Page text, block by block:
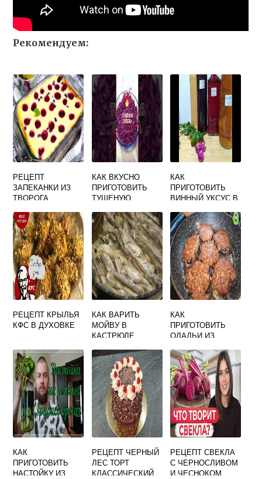
Рекомендуем:
РЕЦЕПТ
ЗАПЕКАНКИ ИЗ
ТВОРОГА
ДУХОВКЕ
КАК ВКУСНО
ПРИГОТОВИТЬ
ТУШЕНУЮ
КАК
ПРИГОТОВИТЬ
ВИННЫЙ УКСУС В
УСЛОВИЯХ
РЕЦЕПТ КРЫЛЬЯ
КФС В ДУХОВКЕ
КАК ВАРИТЬ
МОЙВУ В
КАСТРЮЛЕ
КАК
ПРИГОТОВИТЬ
ОЛАДЬИ ИЗ
КАК
ПРИГОТОВИТЬ
НАСТОЙКУ ИЗ
РЕЦЕПТ ЧЕРНЫЙ
ЛЕС ТОРТ
КЛАССИЧЕСКИЙ
РЕЦЕПТ СВЕКЛА
С ЧЕРНОСЛИВОМ
И ЧЕСНОКОМ